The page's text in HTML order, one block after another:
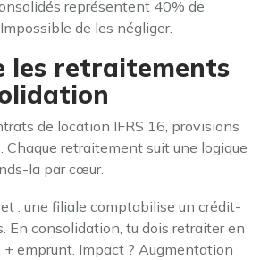
représentent 40% de
de les négliger.
les retraitements
de location IFRS 16, provisions
retraitement suit une logique
la par cœur.
: une filiale comptabilise un crédit-
En consolidation, tu dois retraiter en
emprunt. Impact ? Augmentation